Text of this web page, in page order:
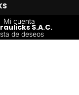
Mi cuenta
de deseos
S.A.C.